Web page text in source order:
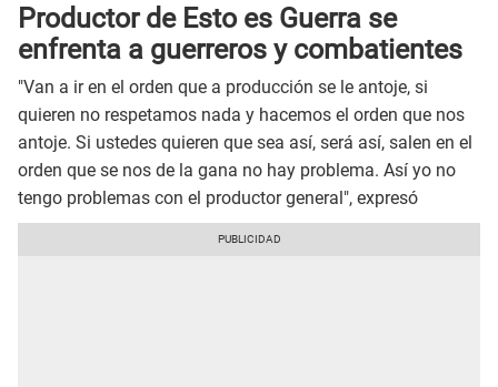
Productor de Esto es Guerra se
enfrenta a guerreros y combatientes
"Van a ir en el orden que a producción se le antoje, si
quieren no respetamos nada y hacemos el orden que nos
antoje. Si ustedes quieren que sea así, será así, salen en el
orden que se nos de la gana no hay problema. Así yo no
tengo problemas con el productor general", expresó